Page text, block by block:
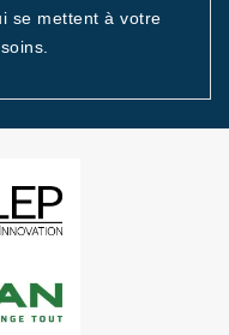
se mettent à votre